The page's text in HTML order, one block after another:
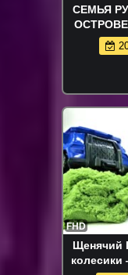
СЕМЬЯ
НУБ
FHD
Щенячий